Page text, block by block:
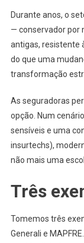
Durante anos, o
— conservador por
antigas, resistente
do que uma
transformação
As seguradoras
opção. Num
sensíveis e uma
insurtechs),
não mais uma
Três
Tomemos três
Generali e